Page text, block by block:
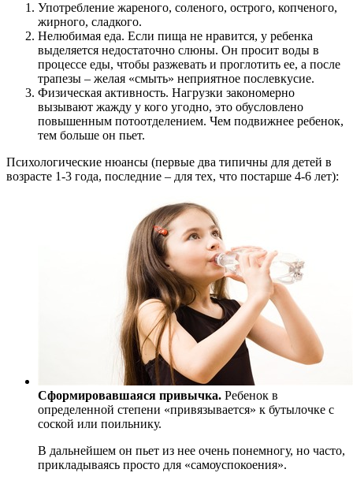
Употребление жареного, соленого, острого, копченого,
жирного, сладкого.
Нелюбимая еда. Если пища не нравится, у ребенка
выделяется недостаточно слюны. Он просит воды в
процессе еды, чтобы разжевать и проглотить ее, а после
трапезы – желая «смыть» неприятное послевкусие.
Физическая активность. Нагрузки закономерно
вызывают жажду у кого угодно, это обусловлено
повышенным потоотделением. Чем подвижнее ребенок,
тем больше он пьет.
Психологические нюансы (первые два типичны для детей в
возрасте 1-3 года, последние – для тех, что постарше 4-6 лет):
Сформировавшаяся привычка. Ребенок в
определенной степени «привязывается» к бутылочке с
соской или поильнику.
В дальнейшем он пьет из нее очень понемногу, но часто,
прикладываясь просто для «самоуспокоения».